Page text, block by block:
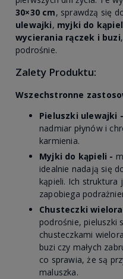
30×30 cm, sprawdzą się
ulewajki, myjki do
wycierania rączek i buzi
podrośnie.
Zalety Produktu:
Wszechstronne
Pieluszki ulewajki -
nadmiar płynów i
karmienia.
Myjki do kąpieli -
idealnie nadają się
kąpieli. Ich struktura
zapobiega
Chusteczki
podrośnie, pieluszki
chusteczkami
buzi czy małych
co sprawia, że są
maluszka.